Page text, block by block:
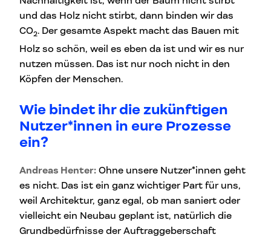
und das Holz nicht stirbt, dann binden wir das
CO2. Der gesamte Aspekt macht das Bauen mit
Holz so schön, weil es eben da ist und wir es nur
nutzen müssen. Das ist nur noch nicht in den
Köpfen der Menschen.
Wie bindet ihr die zukünftigen
Nutzer*innen in eure Prozesse
ein?
Andreas Henter: Ohne unsere Nutzer*innen geht
es nicht. Das ist ein ganz wichtiger Part für uns,
weil Architektur, ganz egal, ob man saniert oder
vielleicht ein Neubau geplant ist, natürlich die
Grundbedürfnisse der Auftraggeberschaft